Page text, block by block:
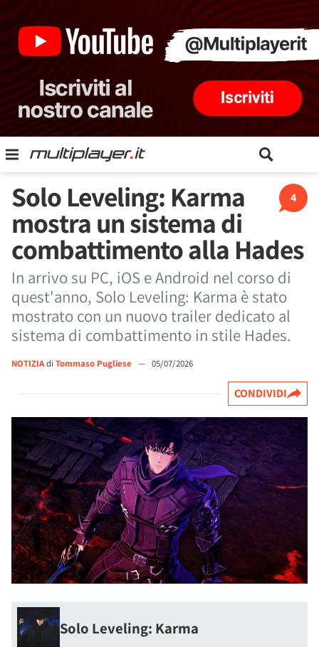
4
Solo Leveling: Karma
mostra un sistema di
combattimento alla Hades
In arrivo su PC, iOS e Android nel corso di
quest'anno, Solo Leveling: Karma è stato
mostrato con un nuovo trailer dedicato al
sistema di combattimento in stile Hades.
NOTIZIAdi Tommaso Pugliese — 05/07/2026
CONDIVIDI
Solo Leveling: Karma